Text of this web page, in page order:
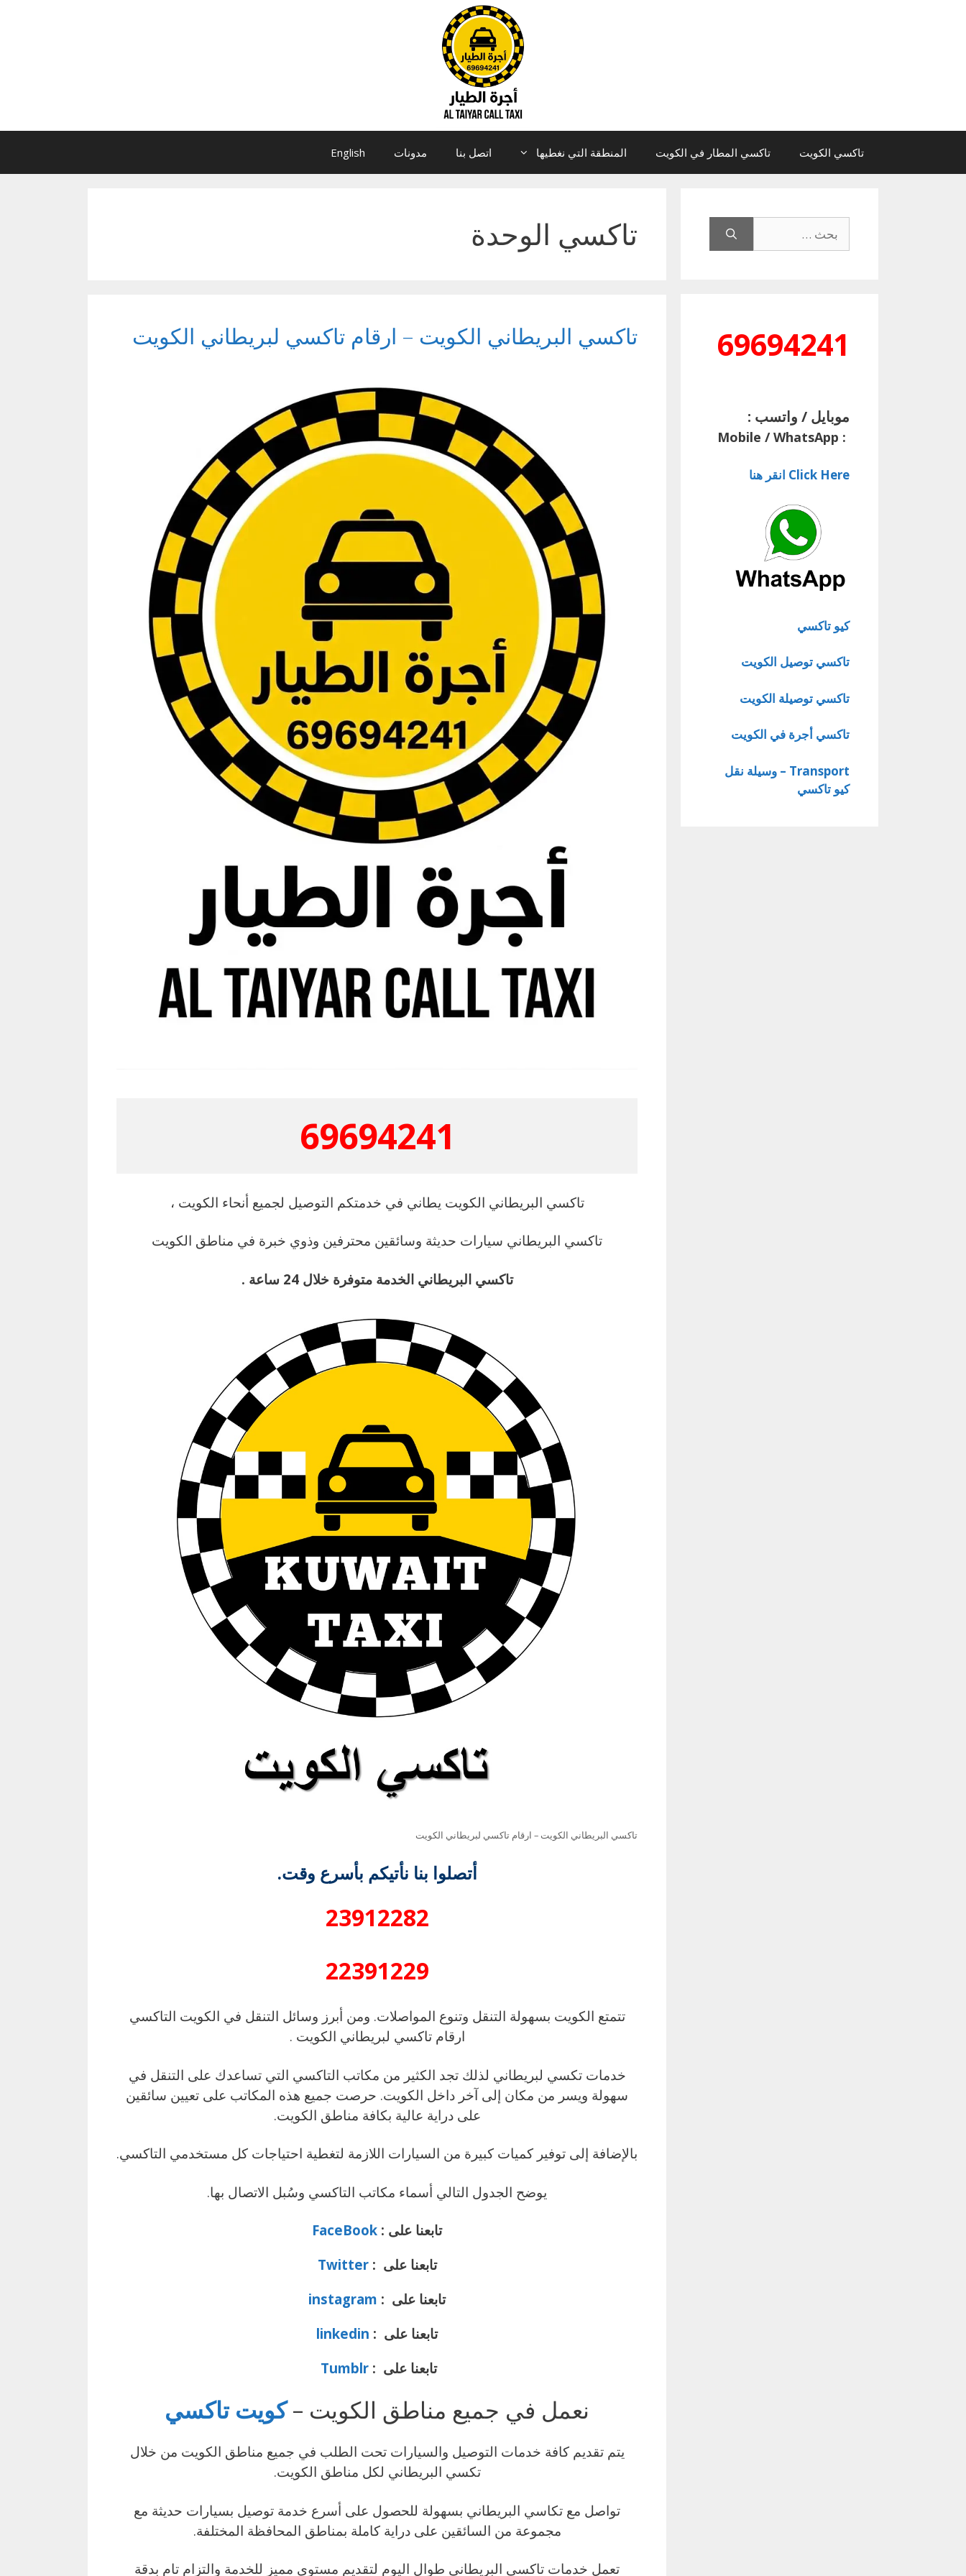
تاكسي الكويت تاكسي المطار في الكويت المنطقة التي نغطيها اتصل بنا مدونات English
تاكسي الوحدة
تاكسي البريطاني الكويت – ارقام تاكسي لبريطاني الكويت
69694241
تاكسي البريطاني الكويت يطاني في خدمتكم التوصيل لجميع أنحاء الكويت ،
تاكسي البريطاني سيارات حديثة وسائقين محترفين وذوي خبرة في مناطق الكويت
تاكسي البريطاني الخدمة متوفرة خلال 24 ساعة .
تاكسي البريطاني الكويت – ارقام تاكسي لبريطاني الكويت
أتصلوا بنا نأتيكم بأسرع وقت.
23912282
22391229
تتمتع الكويت بسهولة التنقل وتنوع المواصلات. ومن أبرز وسائل التنقل في الكويت التاكسي
ارقام تاكسي لبريطاني الكويت .
خدمات تكسي لبريطاني لذلك تجد الكثير من مكاتب التاكسي التي تساعدك على التنقل في
سهولة ويسر من مكان إلى آخر داخل الكويت. حرصت جميع هذه المكاتب على تعيين سائقين
على دراية عالية بكافة مناطق الكويت.
بالإضافة إلى توفير كميات كبيرة من السيارات اللازمة لتغطية احتياجات كل مستخدمي التاكسي.
يوضح الجدول التالي أسماء مكاتب التاكسي وسُبل الاتصال بها.​​
تابعنا على : FaceBook
تابعنا على :Twitter
تابعنا على : instagram
تابعنا على : linkedin
تابعنا على : Tumblr
نعمل في جميع مناطق الكويت –كويت تاكسي
يتم تقديم كافة خدمات التوصيل والسيارات تحت الطلب في جميع مناطق الكويت من خلال
تكسي البريطاني لكل مناطق الكويت.
تواصل مع تكاسي البريطاني بسهولة للحصول على أسرع خدمة توصيل بسيارات حديثة مع
مجموعة من السائقين على دراية كاملة بمناطق المحافظة المختلفة.
تعمل خدمات تاكسي البريطاني طوال اليوم لتقديم مستوى مميز للخدمة والتزام تام بدقة
عن:
69694241
موبايل / واتسب :
:
Mobile / WhatsApp
Click Here انقر هنا
كيو تاكسي
تاكسي توصيل الكويت
تاكسي توصيلة الكويت
تاكسي أجرة في الكويت
Transport – وسيلة نقل
كيو تاكسي